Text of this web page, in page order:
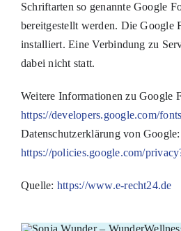
Schriftarten so genannte Google
bereitgestellt werden. Die Google
installiert. Eine Verbindung zu
dabei nicht statt.
Weitere Informationen zu Google
https://developers.google.com/
Datenschutzerklärung von Google:
https://policies.google.com/
Quelle: https://www.e-recht24.de